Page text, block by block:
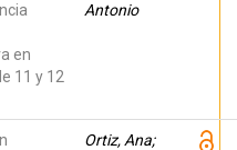
en
11 y 12
Antonio
Ortiz, Ana;